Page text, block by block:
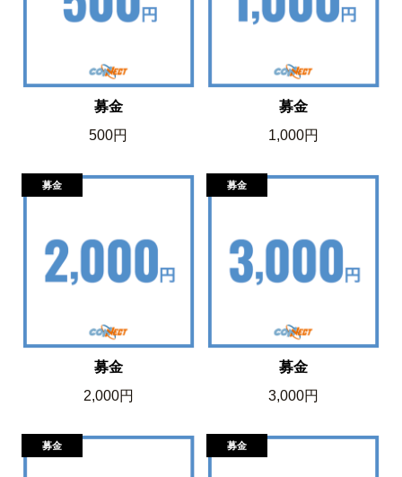
募金
500円
募金
1,000円
募金
2,000円
募金
3,000円